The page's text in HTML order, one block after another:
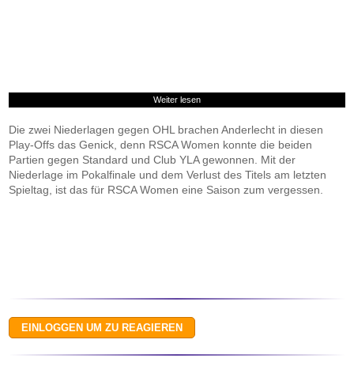
Weiter lesen
Die zwei Niederlagen gegen OHL brachen Anderlecht in diesen
Play-Offs das Genick, denn RSCA Women konnte die beiden
Partien gegen Standard und Club YLA gewonnen. Mit der
Niederlage im Pokalfinale und dem Verlust des Titels am letzten
Spieltag, ist das für RSCA Women eine Saison zum vergessen.